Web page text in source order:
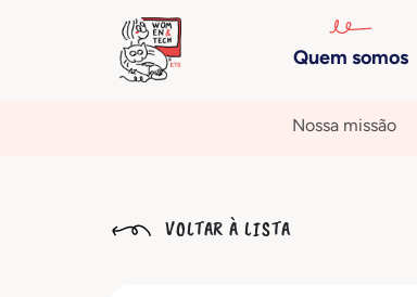
Quem somos
Nossa missão
VOLTAR À LISTA